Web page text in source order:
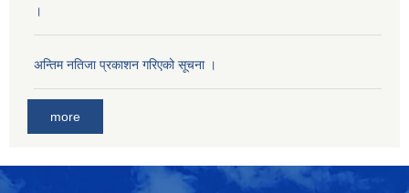
।
अन्तिम नतिजा प्रकाशन गरिएको सूचना ।
more